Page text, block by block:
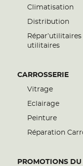
Climatisation
Distribution
utilitaires
CARROSSERIE
Vitrage
Eclairage
Peinture
Réparation
PROMOTIONS